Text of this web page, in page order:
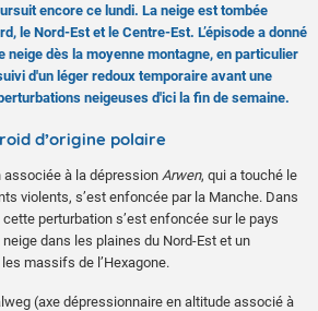
encore ce lundi. La neige est tombée
le Nord-Est et le Centre-Est. L’épisode a donné
neige dès la moyenne montagne, en particulier
d'un léger redoux temporaire avant une
neigeuses d'ici la fin de semaine.
d’origine polaire
associée à la dépression Arwen, qui a touché le
violents, s’est enfoncée par la Manche. Dans
cette perturbation s’est enfoncée sur le pays
dans les plaines du Nord-Est et un
massifs de l’Hexagone.
(axe dépressionnaire en altitude associé à